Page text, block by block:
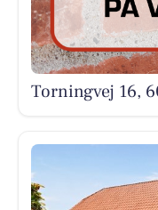
Torningvej 16,